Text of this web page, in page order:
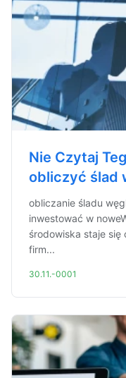
Nie Czytaj
obliczyć ślad
obliczanie śladu
inwestować w
środowiska staje
firm...
30.11.-0001